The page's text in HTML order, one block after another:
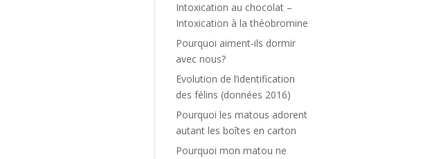
Intoxication au chocolat –
Intoxication à la théobromine
Pourquoi aiment-ils dormir
avec nous?
Evolution de l’identification
des félins (données 2016)
Pourquoi les matous adorent
autant les boîtes en carton
Pourquoi mon matou ne